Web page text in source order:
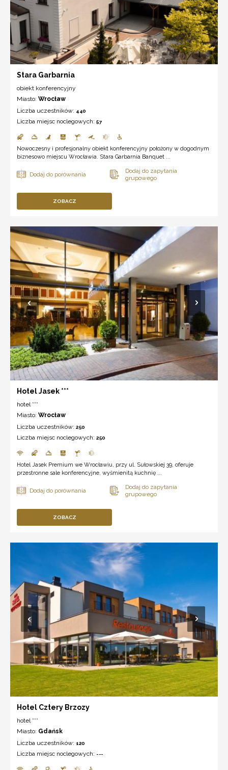
Stara Garbarnia
obiekt konferencyjny
Miasto: Wrocław
Liczba uczestników: 440
Liczba miejsc noclegowych: 57
Nowoczesny i profesjonalny obiekt konferencyjny położony w dogodnym
biznesowo miejscu Wrocławia. Stara Garbarnia Banquet ...
ZOBACZ
Hotel Jasek ***
hotel ***
Miasto: Wrocław
Liczba uczestników: 250
Liczba miejsc noclegowych: 250
Hotel Jasek Premium we Wrocławiu, przy ul. Sułowskiej 39, oferuje
przestronne sale konferencyjne, wyśmienitą kuchnię ...
ZOBACZ
Hotel Cztery Brzozy
hotel ***
Miasto: Gdańsk
Liczba uczestników: 120
Liczba miejsc noclegowych: ---